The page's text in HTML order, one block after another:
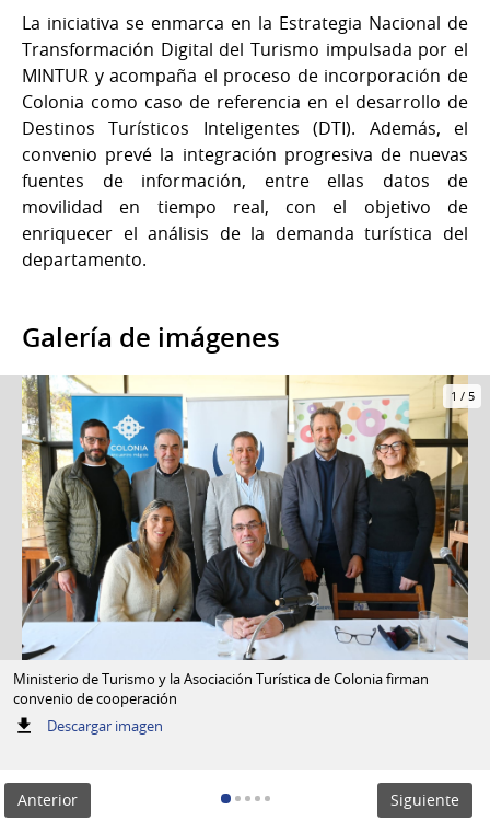
La iniciativa se enmarca en la Estrategia Nacional de
Transformación Digital del Turismo impulsada por el
MINTUR y acompaña el proceso de incorporación de
Colonia como caso de referencia en el desarrollo de
Destinos Turísticos Inteligentes (DTI). Además, el
convenio prevé la integración progresiva de nuevas
fuentes de información, entre ellas datos de
movilidad en tiempo real, con el objetivo de
enriquecer el análisis de la demanda turística del
departamento.
Galería de imágenes
1 / 5
Ministerio de Turismo y la Asociación Turística de Colonia firman
convenio de cooperación
Descargar imagen:
Anterior Siguiente